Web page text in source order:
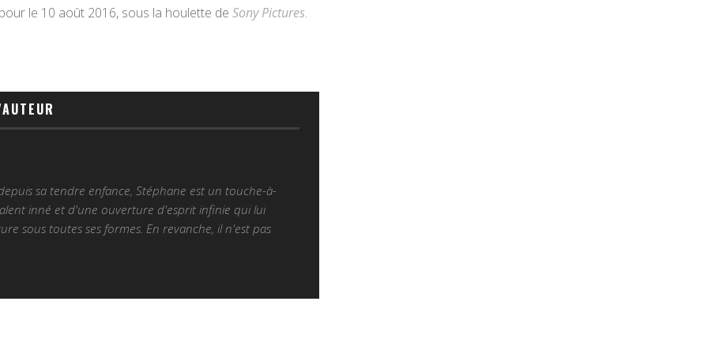
le 10 août 2016, sous la houlette de Sony Pictures.
sa tendre enfance, Stéphane est un touche-à-
inné et d'une ouverture d'esprit infinie qui lui
sous toutes ses formes. En revanche, il n'est pas